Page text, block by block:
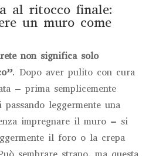
al ritocco finale:
un muro come
non significa solo
. Dopo aver pulito con cura
– prima semplicemente
leggermente una
impregnare il muro – si
il foro o la crepa